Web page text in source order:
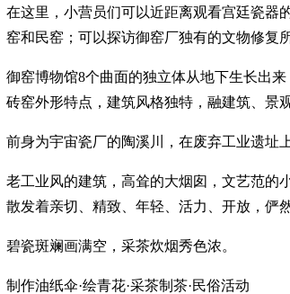
在这里，小营员们可以近距离观看宫廷瓷器
窑和民窑；可以探访御窑厂独有的文物修复
御窑博物馆8个曲面的独立体从地下生长出
砖窑外形特点，建筑风格独特，融建筑、景
前身为宇宙瓷厂的陶溪川，在废弃工业遗址
老工业风的建筑，高耸的大烟囱，文艺范的
散发着亲切、精致、年轻、活力、开放，俨
碧瓷斑斓画满空，采茶炊烟秀色浓。
制作油纸伞·绘青花·采茶制茶·民俗活动